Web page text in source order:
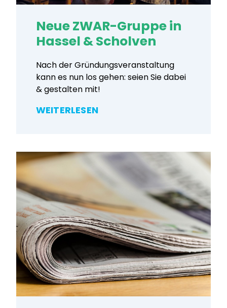
Neue ZWAR-Gruppe in
Hassel & Scholven
Nach der Gründungsveranstaltung
kann es nun los gehen: seien Sie dabei
& gestalten mit!
WEITERLESEN